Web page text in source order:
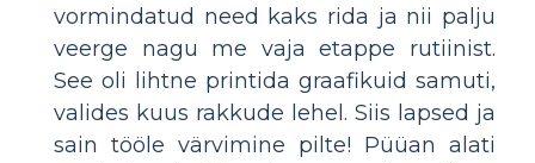
vormindatud need kaks rida ja nii palju
veerge nagu me vaja etappe rutiinist.
See oli lihtne printida graafikuid samuti,
valides kuus rakkude lehel. Siis lapsed ja
sain tööle värvimine pilte! Püüan alati